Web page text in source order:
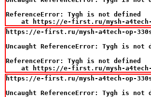
ReferenceError: Tygh is not defined
at https://e-first.ru/mysh-
https://e-first.ru/mysh-a4tech-op-
Uncaught ReferenceError: Tygh is not
ReferenceError: Tygh is not defined
at https://e-first.ru/mysh-
https://e-first.ru/mysh-a4tech-op-
Uncaught ReferenceError: Tygh is not